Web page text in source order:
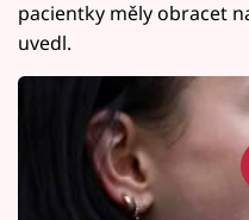
pacientky měly obracet
uvedl.